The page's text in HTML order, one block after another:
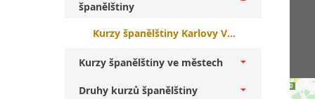
španělštiny
Kurzy španělštiny Karlovy Vary + nižší středně pokročilí
Kurzy španělštiny ve městech
Druhy kurzů španělštiny